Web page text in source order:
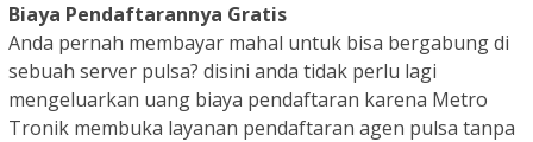
Biaya Pendaftarannya Gratis
Anda pernah membayar mahal untuk bisa bergabung di
sebuah server pulsa? disini anda tidak perlu lagi
mengeluarkan uang biaya pendaftaran karena Metro
Tronik membuka layanan pendaftaran agen pulsa tanpa